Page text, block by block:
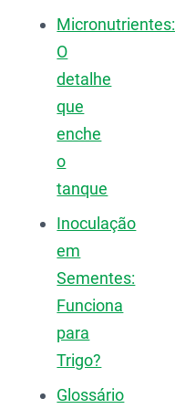
Micronutrientes:
O
detalhe
que
enche
o
tanque
Inoculação
em
Sementes:
Funciona
para
Trigo?
Glossário